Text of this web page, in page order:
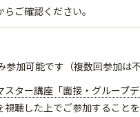
ご確認ください。
参加可能です（複数回参加は不
スター講座「面接・グループ
視聴した上でご参加すること